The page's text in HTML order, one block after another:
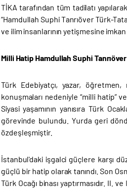
TİKA tarafından tüm tadilatı
“Hamdullah Suphi Tanrıöver Türk-
ve ilim insanlarının yetişmesine
Milli Hatip Hamdullah Suphi Tanrıöver
Türk Edebiyatçı, yazar, öğretmen,
konuşmaları nedeniyle “milli hatip”
Siyasi yaşamının yanısıra Türk
görevinde bulundu. Yurda geri
özdeşleşmiştir.
İstanbul'daki işgalci güçlere karşı
güçlü bir hatip olarak tanındı. Son
Türk Ocağı binası yaptırmasıdır. II.